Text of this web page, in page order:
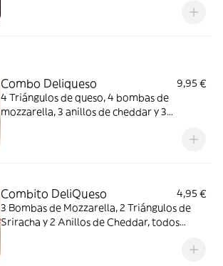
Combo Deliqueso
9,95 €
4 Triángulos de queso, 4 bombas de
mozzarella, 3 anillos de cheddar y 3
Combito DeliQueso
4,95 €
3 Bombas de Mozzarella, 2 Triángulos de
Sriracha y 2 Anillos de Cheddar, todos